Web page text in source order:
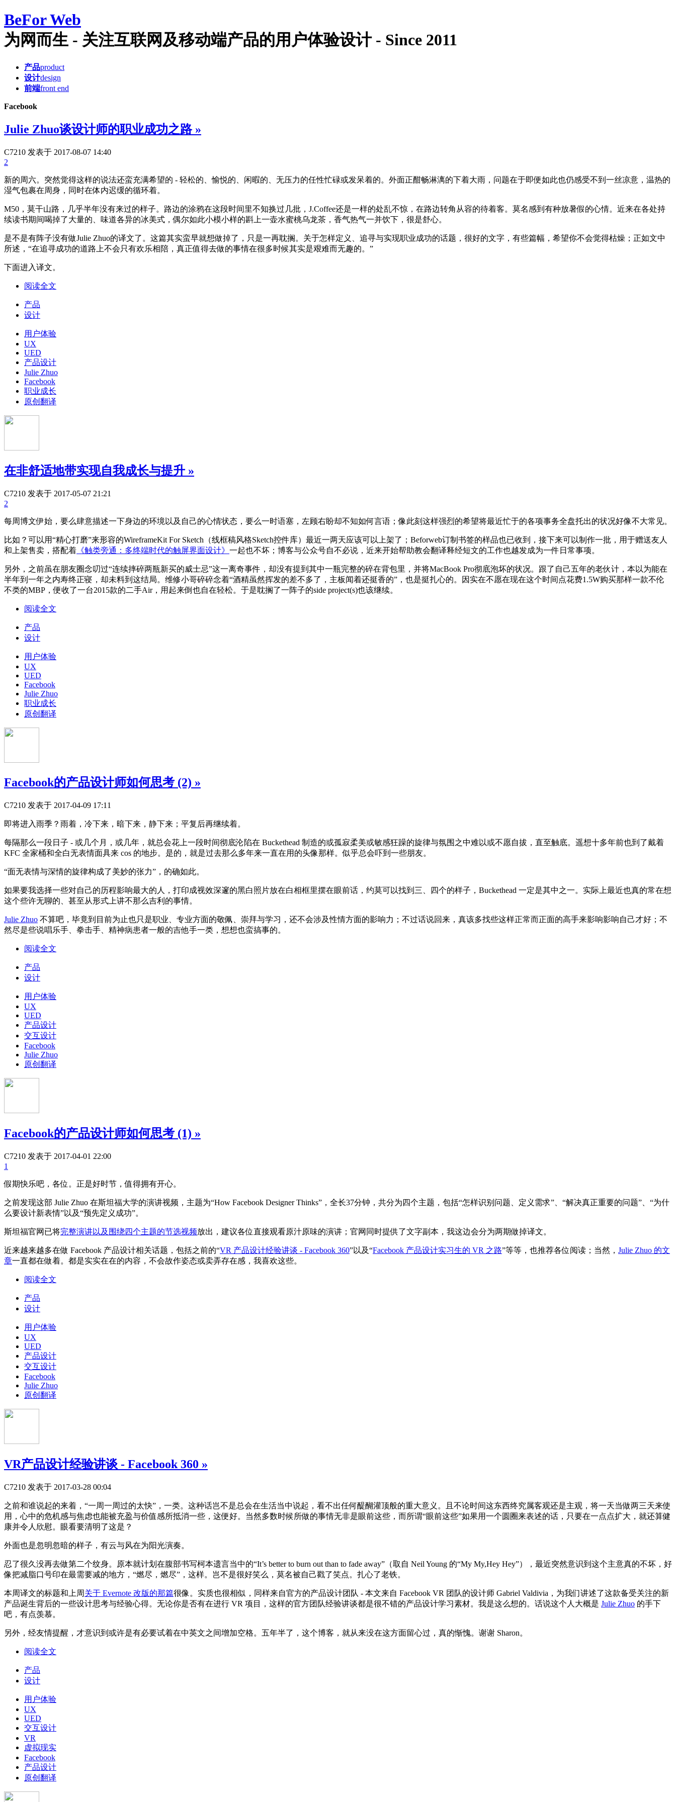
BeFor Web
为网而生 - 关注互联网及移动端产品的用户体验设计 - Since 2011
产品product
设计design
前端front end
Facebook
Julie Zhuo谈设计师的职业成功之路 »
C7210 发表于 2017-08-07 14:40
2
新的周六。突然觉得这样的说法还蛮充满希望的 - 轻松的、愉悦的、闲暇的、无压力的任性忙碌或发呆着的。外面正酣畅淋漓的下着大雨，问题在于即便如此也仍感受不到一丝凉意，温热的
湿气包裹在周身，同时在体内迟缓的循环着。
M50，莫干山路，几乎半年没有来过的样子。路边的涂鸦在这段时间里不知换过几批，J.Coffee还是一样的处乱不惊，在路边转角从容的待着客。莫名感到有种放暑假的心情。近来在各处持
续读书期间喝掉了大量的、味道各异的冰美式，偶尔如此小模小样的斟上一壶水蜜桃乌龙茶，香气热气一并饮下，很是舒心。
是不是有阵子没有做Julie Zhuo的译文了。这篇其实蛮早就想做掉了，只是一再耽搁。关于怎样定义、追寻与实现职业成功的话题，很好的文字，有些篇幅，希望你不会觉得枯燥；正如文中
所述，“在追寻成功的道路上不会只有欢乐相陪，真正值得去做的事情在很多时候其实是艰难而无趣的。”
下面进入译文。
阅读全文
产品
设计
用户体验
UX
UED
产品设计
Julie Zhuo
Facebook
职业成长
原创翻译
在非舒适地带实现自我成长与提升 »
C7210 发表于 2017-05-07 21:21
2
每周博文伊始，要么肆意描述一下身边的环境以及自己的心情状态，要么一时语塞，左顾右盼却不知如何言语；像此刻这样强烈的希望将最近忙于的各项事务全盘托出的状况好像不大常见。
比如？可以用“精心打磨”来形容的WireframeKit For Sketch（线框稿风格Sketch控件库）最近一两天应该可以上架了；Beforweb订制书签的样品也已收到，接下来可以制作一批，用于赠送友人
和上架售卖，搭配着 《触类旁通：多终端时代的触屏界面设计》 一起也不坏；博客与公众号自不必说，近来开始帮助教会翻译释经短文的工作也越发成为一件日常事项。
另外，之前虽在朋友圈念叨过“连续摔碎两瓶新买的威士忌”这一离奇事件，却没有提到其中一瓶完整的碎在背包里，并将MacBook Pro彻底泡坏的状况。跟了自己五年的老伙计，本以为能在
半年到一年之内寿终正寝，却未料到这结局。维修小哥碎碎念着“酒精虽然挥发的差不多了，主板闻着还挺香的”，也是挺扎心的。因实在不愿在现在这个时间点花费1.5W购买那样一款不伦
不类的MBP，便收了一台2015款的二手Air，用起来倒也自在轻松。于是耽搁了一阵子的side project(s)也该继续。
阅读全文
产品
设计
用户体验
UX
UED
Facebook
Julie Zhuo
职业成长
原创翻译
Facebook的产品设计师如何思考 (2) »
C7210 发表于 2017-04-09 17:11
即将进入雨季？雨着，冷下来，暗下来，静下来；平复后再继续着。
每隔那么一段日子 - 或几个月，或几年，就总会花上一段时间彻底沦陷在 Buckethead 制造的或孤寂柔美或敏感狂躁的旋律与氛围之中难以或不愿自拔，直至触底。遥想十多年前也到了戴着
KFC 全家桶和全白无表情面具来 cos 的地步。是的，就是过去那么多年来一直在用的头像那样。似乎总会吓到一些朋友。
“面无表情与深情的旋律构成了美妙的张力”，的确如此。
如果要我选择一些对自己的历程影响最大的人，打印成视效深邃的黑白照片放在白相框里摆在眼前话，约莫可以找到三、四个的样子，Buckethead 一定是其中之一。实际上最近也真的常在想
这个些许无聊的、甚至从形式上讲不那么吉利的事情。
Julie Zhuo 不算吧，毕竟到目前为止也只是职业、专业方面的敬佩、崇拜与学习，还不会涉及性情方面的影响力；不过话说回来，真该多找些这样正常而正面的高手来影响影响自己才好；不
然尽是些说唱乐手、拳击手、精神病患者一般的吉他手一类，想想也蛮搞事的。
阅读全文
产品
设计
用户体验
UX
UED
产品设计
交互设计
Facebook
Julie Zhuo
原创翻译
Facebook的产品设计师如何思考 (1) »
C7210 发表于 2017-04-01 22:00
1
假期快乐吧，各位。正是好时节，值得拥有开心。
之前发现这部 Julie Zhuo 在斯坦福大学的演讲视频，主题为“How Facebook Designer Thinks”，全长37分钟，共分为四个主题，包括“怎样识别问题、定义需求”、“解决真正重要的问题”、“为什
么要设计新表情”以及“预先定义成功”。
斯坦福官网已将完整演讲以及围绕四个主题的节选视频放出，建议各位直接观看原汁原味的演讲；官网同时提供了文字副本，我这边会分为两期做掉译文。
近来越来越多在做 Facebook 产品设计相关话题，包括之前的“VR 产品设计经验讲谈 - Facebook 360”以及“Facebook 产品设计实习生的 VR 之路”等等，也推荐各位阅读；当然， Julie Zhuo 的文
章一直都在做着。都是实实在在的内容，不会故作姿态或卖弄存在感，我喜欢这些。
阅读全文
产品
设计
用户体验
UX
UED
产品设计
交互设计
Facebook
Julie Zhuo
原创翻译
VR产品设计经验讲谈 - Facebook 360 »
C7210 发表于 2017-03-28 00:04
之前和谁说起的来着，“一周一周过的太快”，一类。这种话岂不是总会在生活当中说起，看不出任何醍醐灌顶般的重大意义。且不论时间这东西终究属客观还是主观，将一天当做两三天来使
用，心中的危机感与焦虑也能被充盈与价值感所抵消一些，这便好。当然多数时候所做的事情无非是眼前这些，而所谓“眼前这些”如果用一个圆圈来表述的话，只要在一点点扩大，就还算健
康并令人欣慰。眼看要清明了这是？
外面也是忽明忽暗的样子，有云与风在为阳光演奏。
忍了很久没再去做第二个纹身。原本就计划在腹部书写柯本遗言当中的“It’s better to burn out than to fade away”（取自 Neil Young 的“My My,Hey Hey”），最近突然意识到这个主意真的不坏，好
像把减脂口号印在最需要减的地方，“燃尽，燃尽”，这样。岂不是很好笑么，莫名被自己戳了笑点。扎心了老铁。
本周译文的标题和上周关于 Evernote 改版的那篇很像。实质也很相似，同样来自官方的产品设计团队 - 本文来自 Facebook VR 团队的设计师 Gabriel Valdivia，为我们讲述了这款备受关注的新
产品诞生背后的一些设计思考与经验心得。无论你是否有在进行 VR 项目，这样的官方团队经验讲谈都是很不错的产品设计学习素材。我是这么想的。话说这个人大概是 Julie Zhuo 的手下
吧，有点羡慕。
另外，经友情提醒，才意识到或许是有必要试着在中英文之间增加空格。五年半了，这个博客，就从来没在这方面留心过，真的惭愧。谢谢 Sharon。
阅读全文
产品
设计
用户体验
UX
UED
交互设计
VR
虚拟现实
Facebook
产品设计
原创翻译